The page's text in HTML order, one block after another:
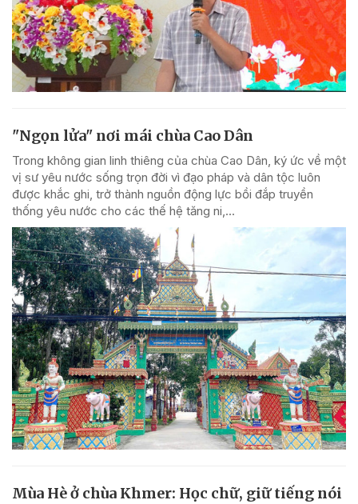
"Ngọn lửa" nơi mái chùa Cao Dân
Trong không gian linh thiêng của chùa Cao Dân, ký ức về một
vị sư yêu nước sống trọn đời vì đạo pháp và dân tộc luôn
được khắc ghi, trở thành nguồn động lực bồi đắp truyền
thống yêu nước cho các thế hệ tăng ni,...
Mùa Hè ở chùa Khmer: Học chữ, giữ tiếng nói